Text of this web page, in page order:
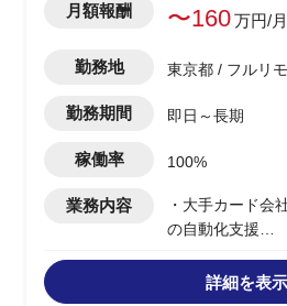
月額報酬 〜160万円/
勤務地 東京都 / フルリ
勤務期間 即日～長期
稼働率 100%
業務内容
・大手カード会
の自動化支援
アルをベースと
まっている状況
詳細を表示